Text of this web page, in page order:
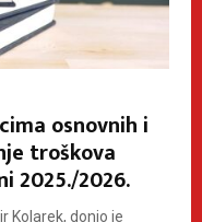
osnovnih i
troškova
2025./2026.
Kolarek, donio je